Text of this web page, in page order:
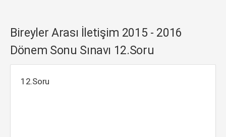
Bireyler Arası İletişim 2015 - 2016
Dönem Sonu Sınavı 12.Soru
12.Soru